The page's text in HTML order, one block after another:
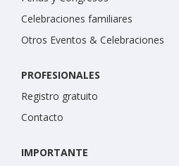
Celebraciones familiares
Otros Eventos & Celebraciones
PROFESIONALES
Registro gratuito
Contacto
IMPORTANTE